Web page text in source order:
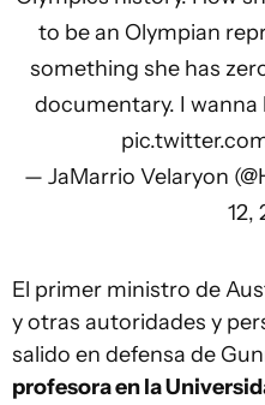
to be an Olympian
something she has
documentary. I wanna
— JaMarrio Velaryon
12,
El primer ministro de
y otras autoridades y
salido en defensa de
profesora en la